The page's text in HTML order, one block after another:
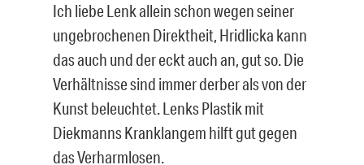
Ich liebe Lenk allein schon wegen seiner
ungebrochenen Direktheit, Hridlicka kann
das auch und der eckt auch an, gut so. Die
Verhältnisse sind immer derber als von der
Kunst beleuchtet. Lenks Plastik mit
Diekmanns Kranklangem hilft gut gegen
das Verharmlosen.